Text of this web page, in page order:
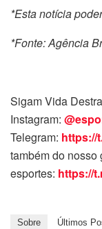
*Esta notícia
*Fonte: Agência
Sigam Vida
Instagram:
Telegram: https://
também do nosso
esportes: https://
Sobre Últimos